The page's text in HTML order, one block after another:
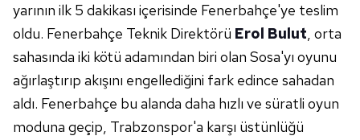
yarının ilk 5 dakikası içerisinde Fenerbahçe'ye teslim
oldu. Fenerbahçe Teknik Direktörü Erol Bulut, orta
sahasında iki kötü adamından biri olan Sosa'yı oyunu
ağırlaştırıp akışını engellediğini fark edince sahadan
aldı. Fenerbahçe bu alanda daha hızlı ve süratli oyun
moduna geçip, Trabzonspor'a karşı üstünlüğü